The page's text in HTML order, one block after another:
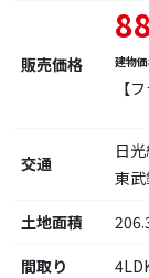
販売価格 建物
【
交通
日
東
土地面積
間取り